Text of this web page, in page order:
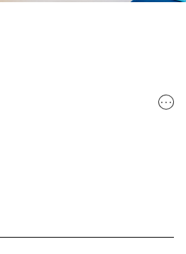
･･･